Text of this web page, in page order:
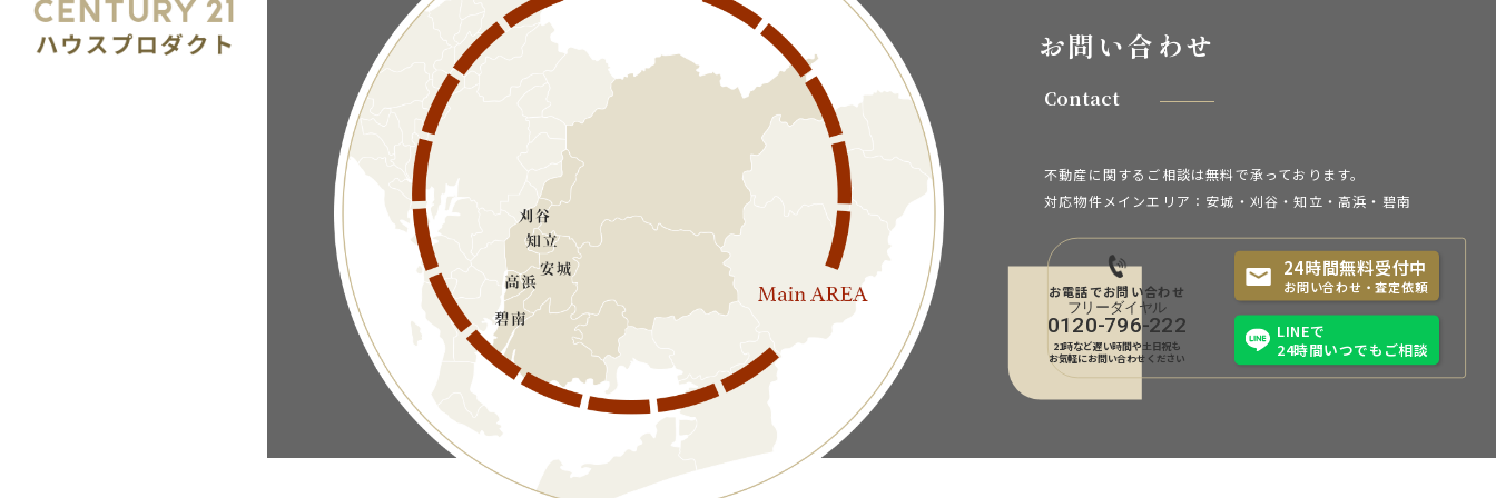
お問い合わせ
Contact
不動産に関するご相談は無料で承っております。
対応物件メインエリア：安城・刈谷・知立・ 高浜・碧南
お電話でお問い合わせ
0120-796-222
21時など遅い時間や土日祝も
お気軽にお問い合わせください
24時間無料受付中
お問い合わせ・査定依頼
LINEで
24時間いつでもご相談